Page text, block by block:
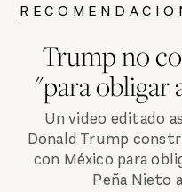
Trump no
"para obligar
Un video editado
Donald Trump
con México para
Peña Nieto